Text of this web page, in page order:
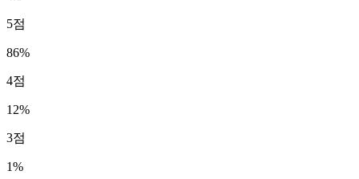
5점
86%
4점
12%
3점
1%